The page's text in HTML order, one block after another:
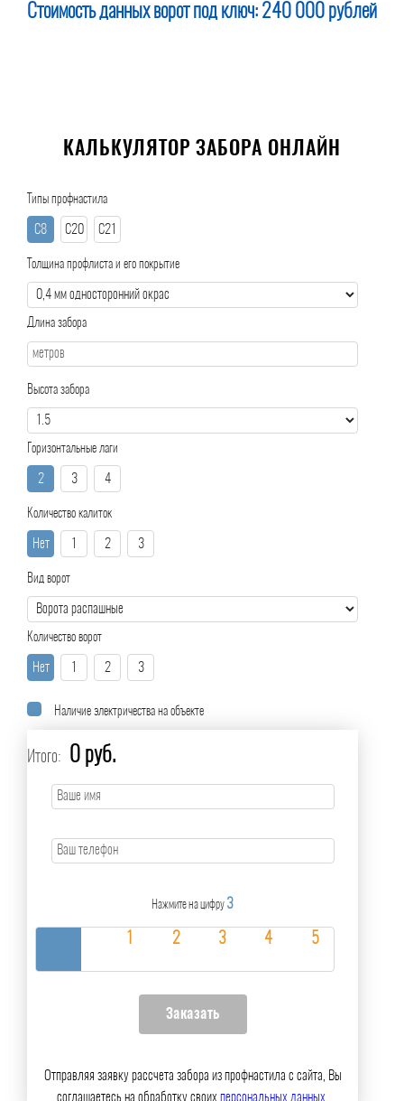
Стоимость данных ворот под ключ: 240 000 рублей
КАЛЬКУЛЯТОР ЗАБОРА ОНЛАЙН
Типы профнастила
С8 С20 С21
Толщина профлиста и его покрытие
Длина забора
Высота забора
Горизонтальные лаги
2 3 4
Количество калиток
Нет 2 3
Вид ворот
Количество ворот
Нет 2 3
Наличие электричества на объекте
Итого: 0 руб.
Нажмите на цифру 3
Отправляя заявку рассчета забора из профнастила с сайта, Вы
соглашаетесь на обработку своихперсональных данных